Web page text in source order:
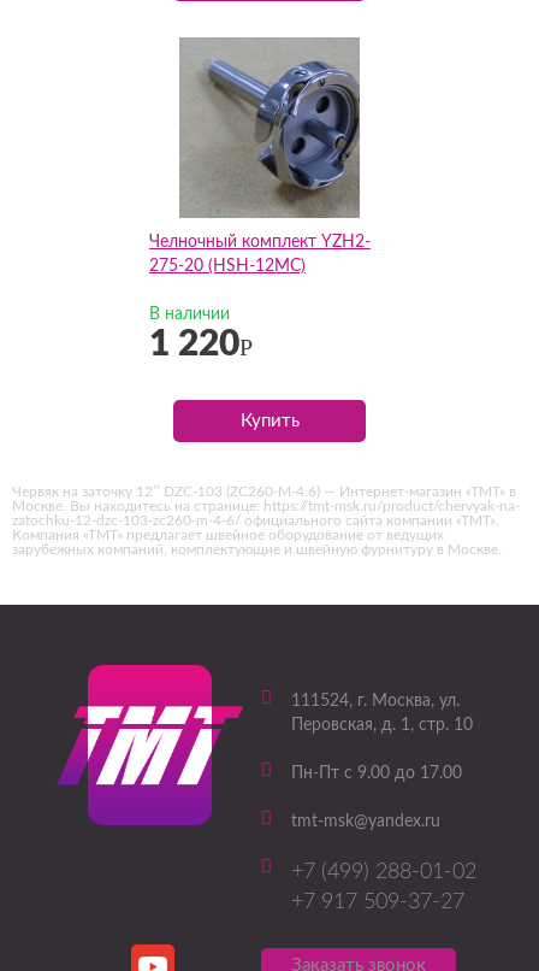
Челночный комплект YZH2-
275-20 (HSH-12MC)
В наличии
1 220Р
Купить
Червяк на заточку 12″ DZC-103 (ZC260-M-4.6) — Интернет-магазин «ТМТ» в
Москве. Вы находитесь на странице: https://tmt-msk.ru/product/chervyak-na-
zatochku-12-dzc-103-zc260-m-4-6/ официального сайта компании «ТМТ».
Компания «ТМТ» предлагает швейное оборудование от ведущих
зарубежных компаний, комплектующие и швейную фурнитуру в Москве.
111524, г. Москва, ул.
Перовская, д. 1, стр. 10
Пн-Пт с 9.00 до 17.00
tmt-msk@yandex.ru
+7 (499) 288-01-02
+7 917 509-37-27
Заказать звонок